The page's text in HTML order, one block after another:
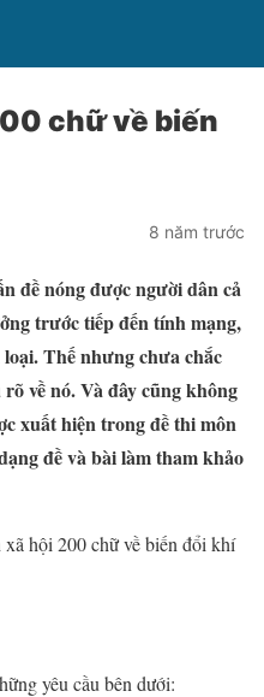
chữ về biến
8 năm trước
đề nóng được người dân cả
trước tiếp đến tính mạng,
Thế nhưng chưa chắc
về nó. Và đây cũng không
xuất hiện trong đề thi môn
đề và bài làm tham khảo
hội 200 chữ về biến đổi khí
yêu cầu bên dưới: